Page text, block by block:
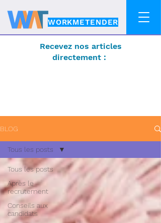
WORKMETENDER
Recevez nos articles
directement :
BLOG
Tous les posts
Après le
recrutement
Conseils aux
candidats
Tous les posts